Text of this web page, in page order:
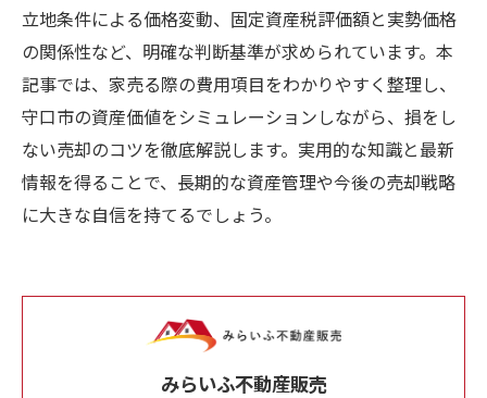
立地条件による価格変動、固定資産税評価額と実勢価格
の関係性など、明確な判断基準が求められています。本
記事では、家売る際の費用項目をわかりやすく整理し、
守口市の資産価値をシミュレーションしながら、損をし
ない売却のコツを徹底解説します。実用的な知識と最新
情報を得ることで、長期的な資産管理や今後の売却戦略
に大きな自信を持てるでしょう。
みらいふ不動産販売